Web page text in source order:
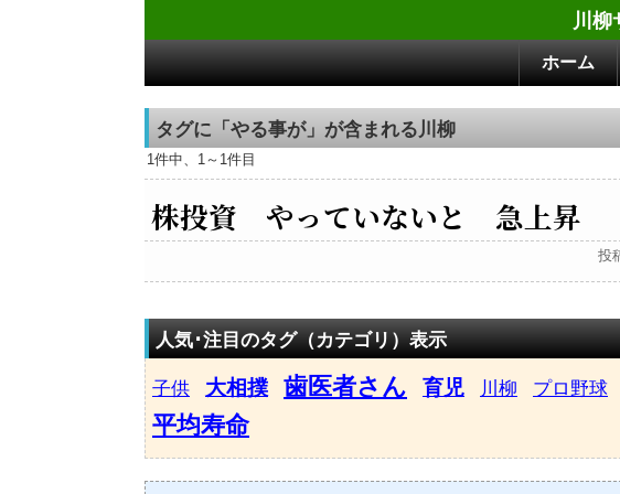
川柳
ホーム
タグに「やる事が」が含まれる川柳
1件中、1～1件目
株投資 やっていないと 急上昇
投
人気･注目のタグ（カテゴリ）表示
子供 大相撲 歯医者さん 育児 川柳 プロ野球
平均寿命